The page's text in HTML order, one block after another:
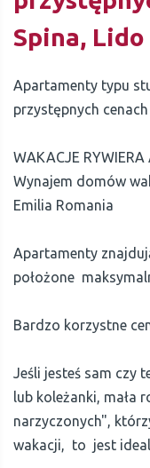
Spina,
Apartamenty typu
przystępnych
WAKACJE
Wynajem domów
Emilia Romania
Apartamenty
położone
Bardzo korzystne
Jeśli jesteś sam czy
lub koleżanki, mała
narzyczonych",
wakacji, to jest